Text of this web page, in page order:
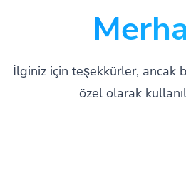
İlginiz için teşekkürler, ancak
özel olarak